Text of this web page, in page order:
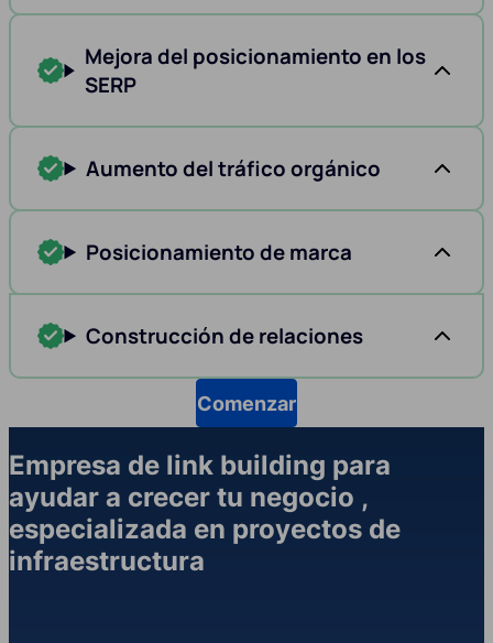
Mejora del posicionamiento en los
SERP
Aumento del tráfico orgánico
Posicionamiento de marca
Construcción de relaciones
Comenzar
Empresa de link building para
ayudar a crecer tu negocio ,
especializada en proyectos de
infraestructura